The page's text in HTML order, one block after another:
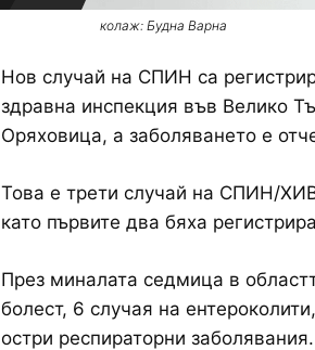
колаж: Будна Варна
Нов случай на СПИН са
здравна инспекция във Велико
Оряховица, а заболяването е
Това е трети случай на СПИН/
като първите два бяха
През миналата седмица в
болест, 6 случая на
остри респираторни заболявания.